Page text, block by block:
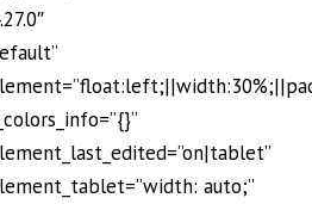
auto;”